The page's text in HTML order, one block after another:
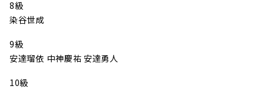
8級
染谷世成
9級
安達瑠依 中神慶祐 安達勇人
10級